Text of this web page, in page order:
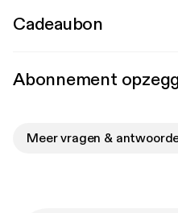
Cadeaubon
Abonnement
Meer vragen &